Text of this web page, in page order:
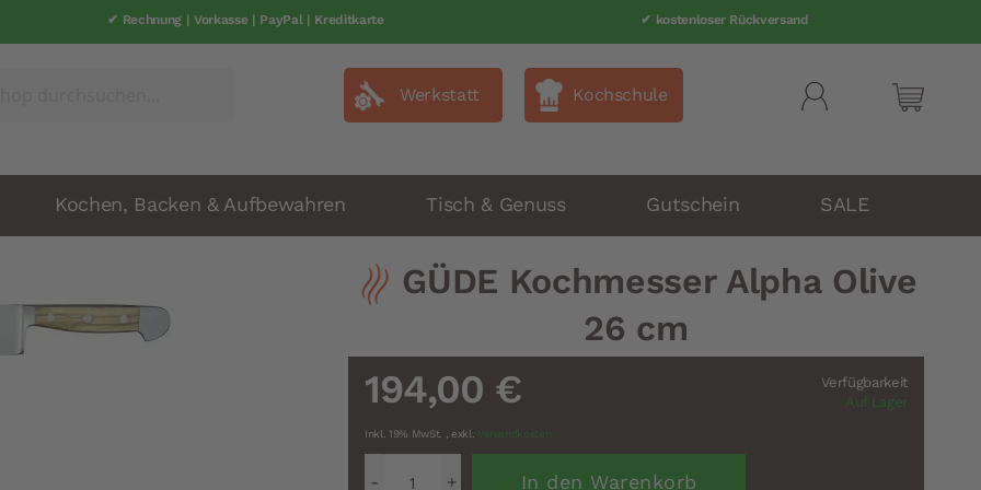
✔ Rechnung | Vorkasse | PayPal | Kreditkarte ✔ kostenloser Rückversand
Mein
Werkstatt Kochschule
Kochen, Backen & Aufbewahren Tisch & Genuss Gutschein SALE
GÜDE Kochmesser Alpha Olive
26 cm
Verfügbarkeit
Auf Lager
194,00 €
Inkl. 19% MwSt. , exkl. Versandkosten
In den Warenkorb